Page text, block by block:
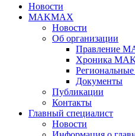
Новости
MAKMAX
Новости
Об организации
Правление
Хроника
Документы
Публикации
Контакты
Главный специалист
Новости